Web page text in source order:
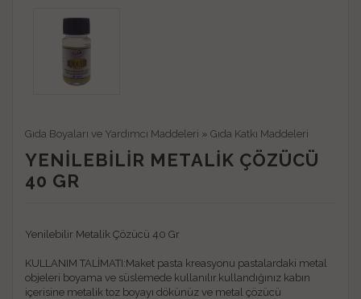
Gıda Boyaları ve Yardımcı Maddeleri » Gıda Katkı Maddeleri
YENILEBILIR METALIK ÇÖZÜCÜ
40 GR
Yenilebilir Metalik Çözücü 40 Gr
KULLANIM TALİMATI:Maket pasta kreasyonu pastalardaki metal
objeleri boyama ve süslemede kullanılır.kullandığınız kabın
içerisine metalik toz boyayı dökünüz ve metal çözücü